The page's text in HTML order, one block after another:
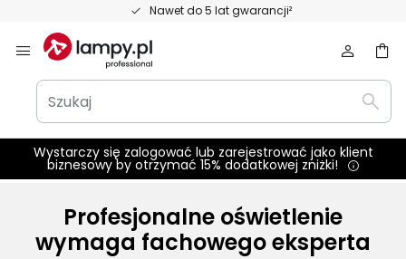
Nawet do 5 lat gwarancji²
treści
Szukaj
Wystarczy się zalogować lub zarejestrować jako klient
biznesowy by otrzymać 15% dodatkowej zniżki!
Profesjonalne oświetlenie
wymaga fachowego eksperta